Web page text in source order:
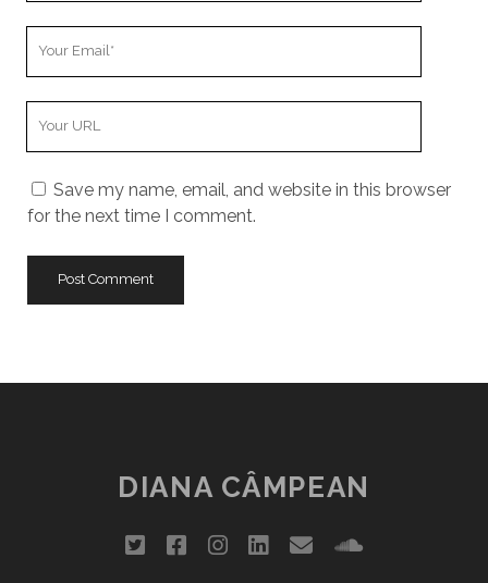
Save my name, email, and website in this browser
for the next time I comment.
DIANA CÂMPEAN
twitterfacebookinstagram
linkedin
emailsoundcloud